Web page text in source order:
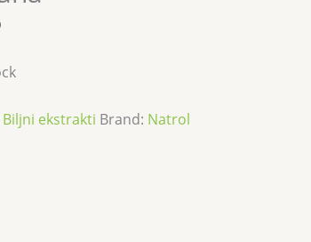
Biljni ekstrakti Brand: Natrol